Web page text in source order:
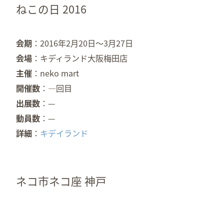
ねこの日 2016
会期
2016年2月20日～3月27日
会場
キディランド大阪梅田店
主催
neko mart
開催数
—回目
出展数
—
動員数
—
詳細
キデイランド
ネコ市ネコ座 神戸